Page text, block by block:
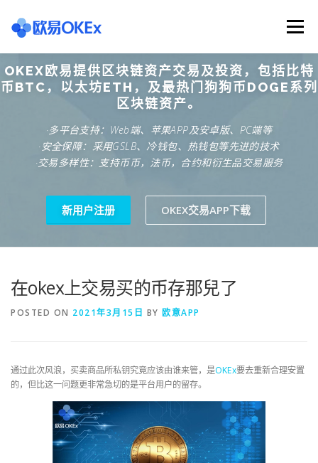
content
Menu
欧意交易所 关于欧意OKX 欧意APP下载
欧意注册网址 欧意交易下载 欧意团队
OKEX欧易提供区块链资产交易及投资，包括比特
币BTC，以太坊ETH，及最热门狗狗币DOGE系列
区块链资产。
·多平台支持：Web端、苹果APP及安卓版、PC端等
·安全保障：采用GSLB、冷钱包、热钱包等先进的技术
·交易多样性：支持币币，法币，合约和衍生品交易服务
新用户注册 OKEX交易APP下载
在okex上交易买的币存那兒了
POSTED ON 2021年3月15日 BY 欧意APP
通过此次风浪，买卖商品所私钥究竟应该由谁来管，是OKEx要去重新合理安置
的，但比这一问题更非常急切的是平台用户的留存。